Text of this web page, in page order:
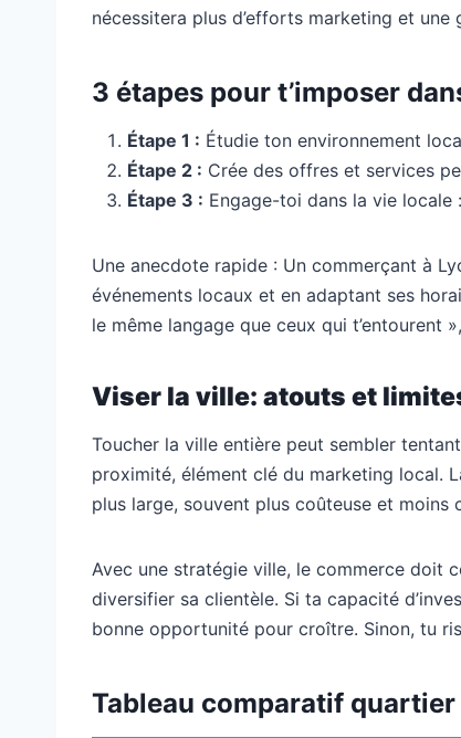
nécessitera plus d’efforts marketing et une
3 étapes pour t’imposer
Étape 1 : Étudie ton environnement
Étape 2 : Crée des offres et services
Étape 3 : Engage-toi dans la vie locale
Une anecdote rapide : Un commerçant à
événements locaux et en adaptant ses
le même langage que ceux qui t’entourent
Viser la ville: atouts et
Toucher la ville entière peut sembler
proximité, élément clé du marketing local.
plus large, souvent plus coûteuse et moins
Avec une stratégie ville, le commerce doit
diversifier sa clientèle. Si ta capacité
bonne opportunité pour croître. Sinon, tu
Tableau comparatif